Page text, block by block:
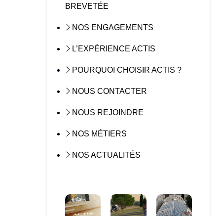
BREVETÉE
NOS ENGAGEMENTS
L’EXPÉRIENCE ACTIS
POURQUOI CHOISIR ACTIS ?
NOUS CONTACTER
NOUS REJOINDRE
NOS MÉTIERS
NOS ACTUALITÉS